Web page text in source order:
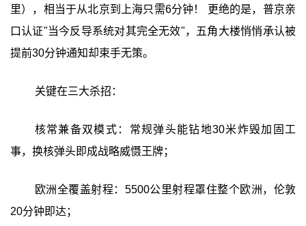
里），相当于从北京到上海只需6分钟！ 更绝的是，普京亲
口认证"当今反导系统对其完全无效"，五角大楼悄悄承认被
提前30分钟通知却束手无策。
关键在三大杀招：
核常兼备双模式：常规弹头能钻地30米炸毁加固工
事，换核弹头即成战略威慑王牌；
欧洲全覆盖射程：5500公里射程罩住整个欧洲，伦敦
20分钟即达；